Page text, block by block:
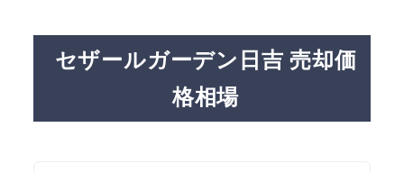
セザールガーデン日吉 売却価
格相場